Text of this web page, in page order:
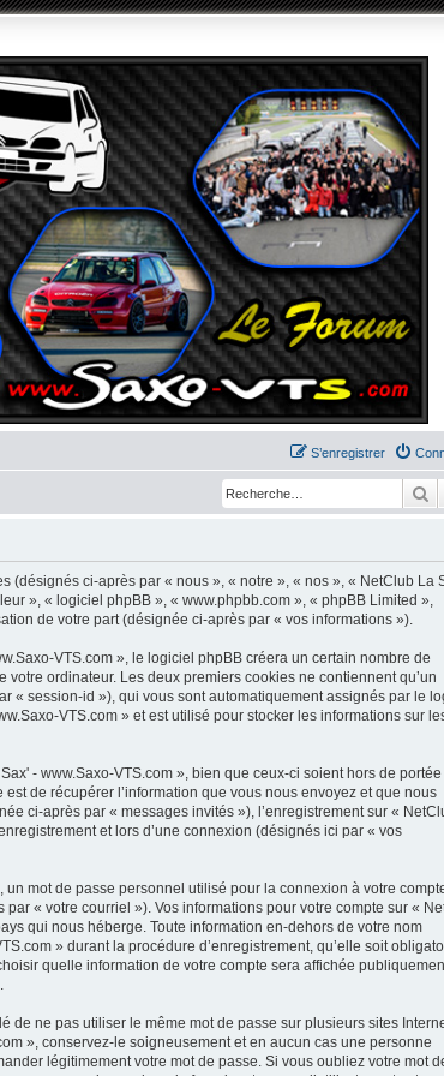
S’enregistrer
(désignés ci-après par « nous », « notre », « nos », « NetClub La
», « logiciel phpBB », « www.phpbb.com », « phpBB Limited »,
de votre part (désignée ci-après par « vos informations »).
VTS.com », le logiciel phpBB créera un certain nombre de
ordinateur. Les deux premiers cookies ne contiennent qu’un
session-id »), qui vous sont automatiquement assignés par le
VTS.com » et est utilisé pour stocker les informations sur
- www.Saxo-VTS.com », bien que ceux-ci soient hors de portée
de récupérer l’information que vous nous envoyez et que nous
ci-après par « messages invités »), l’enregistrement sur «
et lors d’une connexion (désignés ici par « vos
mot de passe personnel utilisé pour la connexion à votre
« votre courriel »). Vos informations pour votre compte sur «
qui nous héberge. Toute information en-dehors de votre nom
» durant la procédure d’enregistrement, qu’elle soit
quelle information de votre compte sera affichée
de ne pas utiliser le même mot de passe sur plusieurs sites
», conservez-le soigneusement et en aucun cas une personne
légitimement votre mot de passe. Si vous oubliez votre mot